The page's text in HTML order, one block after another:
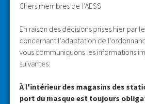
Chers membres de l’AESS
En raison des décisions prises hier par
concernant l'adaptation de
vous communiquons les informations
suivantes:
À l'intérieur des magasins des
port du masque est toujours